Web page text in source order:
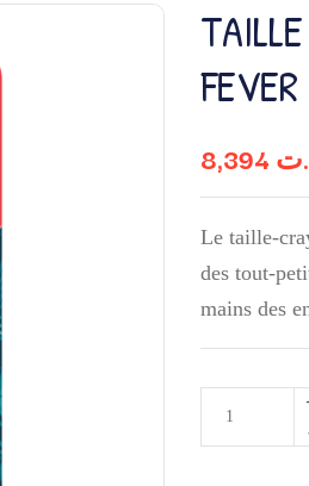
FEVER
Le taille-
des tout-
mains des
quantité
de